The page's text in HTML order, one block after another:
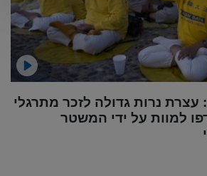
עצרת נרות גדולה לזכר מתרגלי
למוות על ידי המשטר